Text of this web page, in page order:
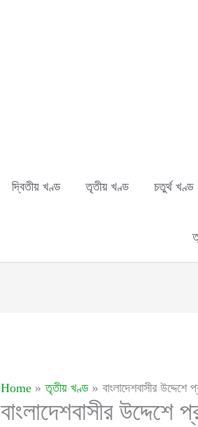
দ্বিতীয় খণ্ড তৃতীয় খণ্ড চতুর্থ খণ্ড
Home তৃতীয় খণ্ড বাংলাদেশবাসীর
বাংলাদেশবাসীর